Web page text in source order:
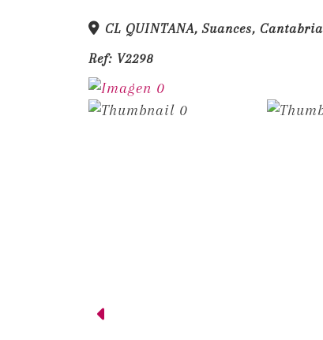
CL QUINTANA, Suances, Cantabria
Ref: V2298